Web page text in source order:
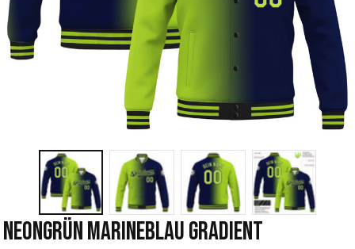
Neongrün Marineblau Gradient